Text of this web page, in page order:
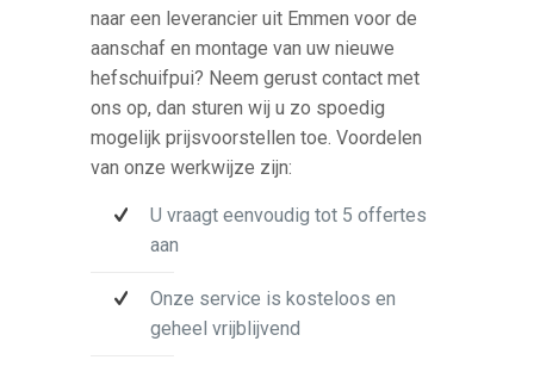
naar een leverancier uit Emmen voor de
aanschaf en montage van uw nieuwe
hefschuifpui? Neem gerust contact met
ons op, dan sturen wij u zo spoedig
mogelijk prijsvoorstellen toe. Voordelen
van onze werkwijze zijn:
U vraagt eenvoudig tot 5 offertes
aan
Onze service is kosteloos en
geheel vrijblijvend